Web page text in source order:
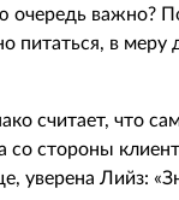
очередь важно?
в меру
считает, что
стороны
уверена Лийз: